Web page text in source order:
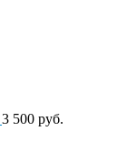
3 500 руб.